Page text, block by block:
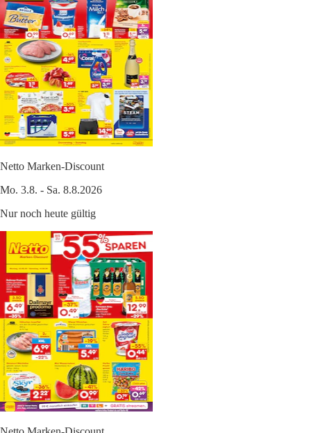
Netto Marken-Discount
Mo. 3.8. - Sa. 8.8.2026
Nur noch heute gültig